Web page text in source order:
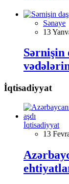
Sənaye
13
Sərnişin
İqtisadiyyat
İqtisadiyyat
13